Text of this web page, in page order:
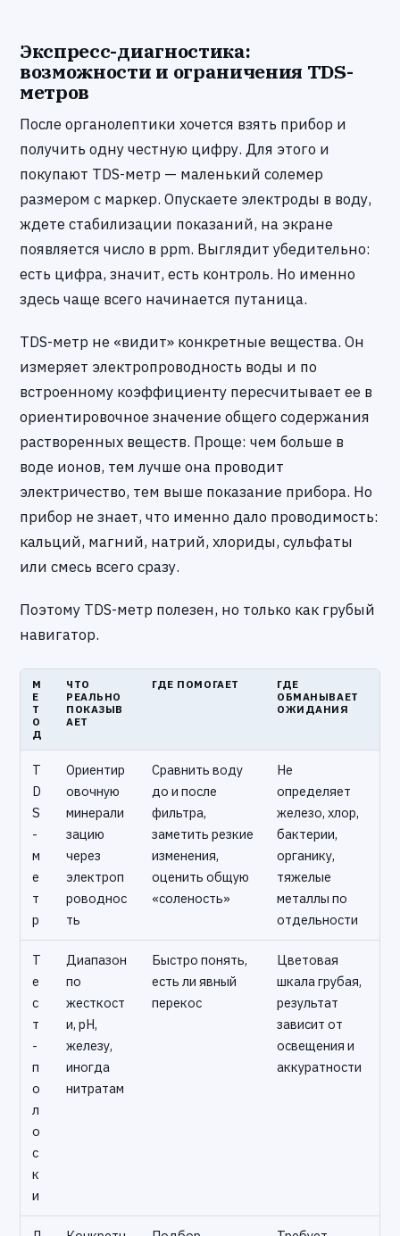
Экспресс-диагностика:
возможности и ограничения TDS-
метров
После органолептики хочется взять прибор и
получить одну честную цифру. Для этого и
покупают TDS-метр — маленький солемер
размером с маркер. Опускаете электроды в воду,
ждете стабилизации показаний, на экране
появляется число в ppm. Выглядит убедительно:
есть цифра, значит, есть контроль. Но именно
здесь чаще всего начинается путаница.
TDS-метр не «видит» конкретные вещества. Он
измеряет электропроводность воды и по
встроенному коэффициенту пересчитывает ее в
ориентировочное значение общего содержания
растворенных веществ. Проще: чем больше в
воде ионов, тем лучше она проводит
электричество, тем выше показание прибора. Но
прибор не знает, что именно дало проводимость:
кальций, магний, натрий, хлориды, сульфаты
или смесь всего сразу.
Поэтому TDS-метр полезен, но только как грубый
навигатор.
М
Е
Т
О
Д
ЧТО
РЕАЛЬНО
ПОКАЗЫВ
АЕТ
ГДЕ ПОМОГАЕТ
ГДЕ
ОБМАНЫВАЕТ
ОЖИДАНИЯ
T
D
S
-
м
е
т
р
Ориентир
овочную
минерали
зацию
через
электроп
роводнос
ть
Сравнить воду
до и после
фильтра,
заметить резкие
изменения,
оценить общую
«соленость»
Не
определяет
железо, хлор,
бактерии,
органику,
тяжелые
металлы по
отдельности
Т
е
с
т
-
п
о
л
о
с
к
и
Диапазон
по
жесткост
и, pH,
железу,
иногда
нитратам
Быстро понять,
есть ли явный
перекос
Цветовая
шкала грубая,
результат
зависит от
освещения и
аккуратности